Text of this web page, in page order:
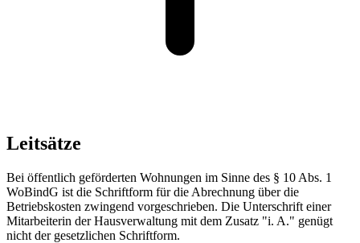
Leitsätze
Bei öffentlich geförderten Wohnungen im Sinne des § 10 Abs. 1
WoBindG ist die Schriftform für die Abrechnung über die
Betriebskosten zwingend vorgeschrieben. Die Unterschrift einer
Mitarbeiterin der Hausverwaltung mit dem Zusatz "i. A." genügt
nicht der gesetzlichen Schriftform.